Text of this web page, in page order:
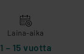
Laina-aika
1 – 15 vuotta